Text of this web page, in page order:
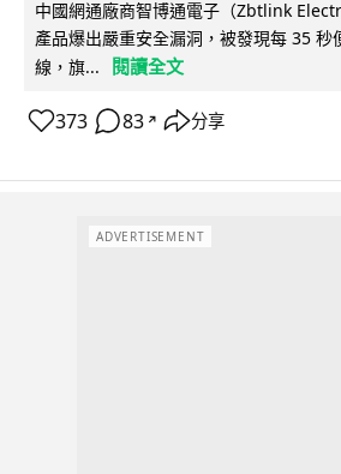
中國網通廠商智博通電子（Zbtlink
產品爆出嚴重安全漏洞，被發現每 35 秒
線，旗...
閱讀全文
373 83 ↗ 分享
ADVERTISEMENT